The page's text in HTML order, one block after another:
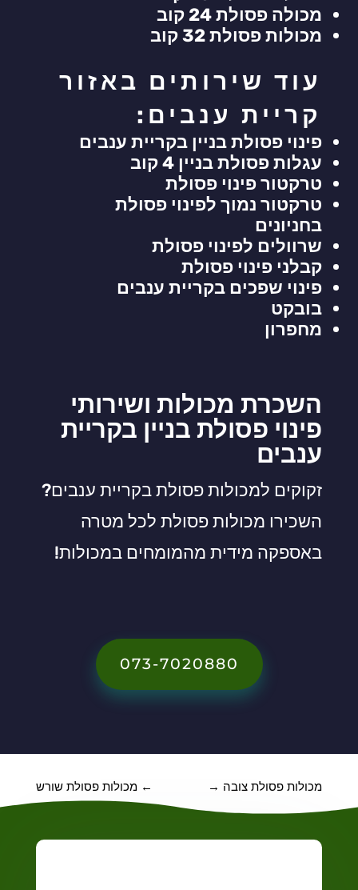
מכולה פסולת 24 קוב
מכולות פסולת 32 קוב
עוד שירותים באזור
קריית ענבים:
פינוי פסולת בניין בקריית ענבים
עגלות פסולת בניין 4 קוב
טרקטור פינוי פסולת
טרקטור נמוך לפינוי פסולת
בחניונים
שרוולים לפינוי פסולת
קבלני פינוי פסולת
פינוי שפכים בקריית ענבים
בובקט
מחפרון
השכרת מכולות ושירותי
פינוי פסולת בניין בקריית
ענבים
זקוקים למכולות פסולת בקריית ענבים?
השכירו מכולות פסולת לכל מטרה
באספקה מידית מהמומחים במכולות!
073-7020880
←מכולות פסולת שורש מכולות פסולת צובה →